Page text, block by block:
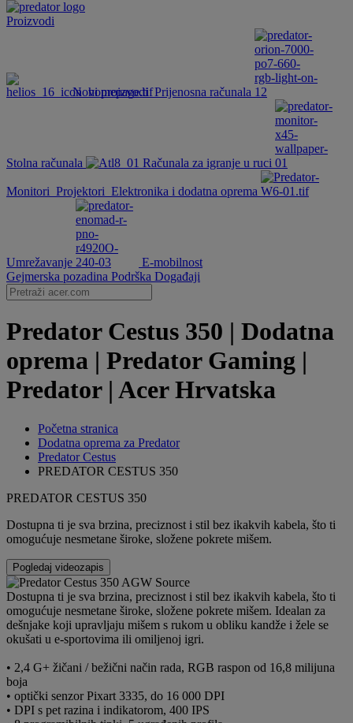
Proizvodi
Novi proizvodi Prijenosna računala
Stolna računala Računala za igranje u ruci
Monitori Projektori Elektronika i dodatna oprema
Umrežavanje
E-mobilnost
Gejmerska pozadina Podrška Događaji
Predator Cestus 350 | Dodatna
oprema | Predator Gaming |
Predator | Acer Hrvatska
Početna stranica
Dodatna oprema za Predator
Predator Cestus
PREDATOR CESTUS 350
PREDATOR CESTUS 350
Dostupna ti je sva brzina, preciznost i stil bez ikakvih kabela, što ti
omogućuje nesmetane široke, složene pokrete mišem.
Pogledaj videozapis
Dostupna ti je sva brzina, preciznost i stil bez ikakvih kabela, što ti
omogućuje nesmetane široke, složene pokrete mišem. Idealan za
dešnjake koji upravljaju mišem s rukom u obliku kandže i žele se
okušati u e-sportovima ili omiljenoj igri.
• 2,4 G+ žičani / bežični način rada, RGB raspon od 16,8 milijuna
boja
• optički senzor Pixart 3335, do 16 000 DPI
• DPI s pet razina i indikatorom, 400 IPS